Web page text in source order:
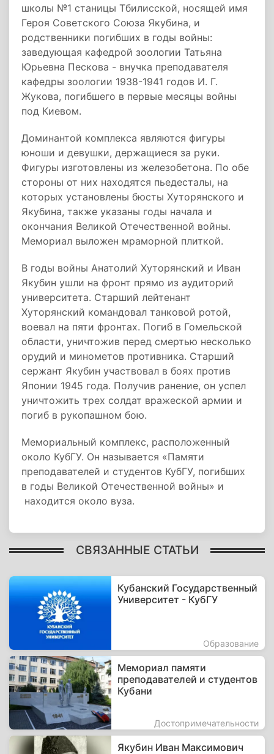
школы №1 станицы Тбилисской, носящей имя
Героя Советского Союза Якубина, и
родственники погибших в годы войны:
заведующая кафедрой зоологии Татьяна
Юрьевна Пескова - внучка преподавателя
кафедры зоологии 1938-1941 годов И. Г.
Жукова, погибшего в первые месяцы войны
под Киевом.
Доминантой комплекса являются фигуры
юноши и девушки, держащиеся за руки.
Фигуры изготовлены из железобетона. По обе
стороны от них находятся пьедесталы, на
которых установлены бюсты Хуторянского и
Якубина, также указаны годы начала и
окончания Великой Отечественной войны.
Мемориал выложен мраморной плиткой.
В годы войны Анатолий Хуторянский и Иван
Якубин ушли на фронт прямо из аудиторий
университета. Старший лейтенант
Хуторянский командовал танковой ротой,
воевал на пяти фронтах. Погиб в Гомельской
области, уничтожив перед смертью несколько
орудий и минометов противника. Старший
сержант Якубин участвовал в боях против
Японии 1945 года. Получив ранение, он успел
уничтожить трех солдат вражеской армии и
погиб в рукопашном бою.
Мемориальный комплекс, расположенный
около КубГУ. Он называется «Памяти
преподавателей и студентов КубГУ, погибших
в годы Великой Отечественной войны» и
находится около вуза.
СВЯЗАННЫЕ СТАТЬИ
Кубанский Государственный
Университет - КубГУ
Образование
Мемориал памяти
преподавателей и студентов
Кубани
Достопримечательности
Якубин Иван Максимович